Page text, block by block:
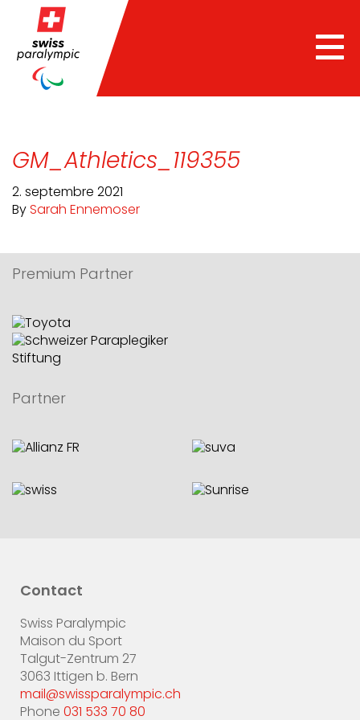
GM_Athletics_119355
2. septembre 2021
By Sarah Ennemoser
Premium Partner
Partner
Contact
Swiss Paralympic
Maison du Sport
Talgut-Zentrum 27
3063 Ittigen b. Bern
mail@swissparalympic.ch
Phone 031 533 70 80